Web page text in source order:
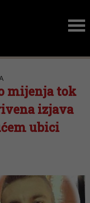
mijenja tok
izjava
ubici